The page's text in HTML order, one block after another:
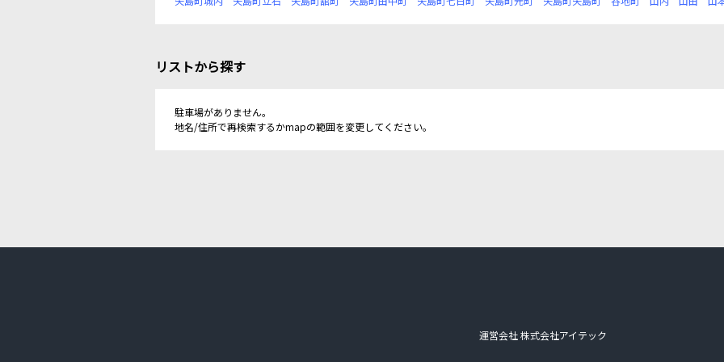
リストから探す
駐車場がありません。
地名/住所で再検索するかmapの範囲を変更してください。
運営会社 株式会社アイテック